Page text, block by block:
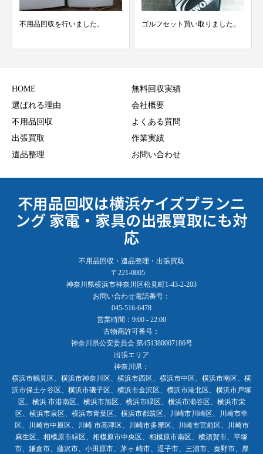
不用品回収を行いました。 ゴルフセット買い取りました。
HOME
選ばれる理由
不用品回収
出張買取
遺品整理
無料回収実績
会社概要
よくある質問
作業実績
お問い合わせ
不用品回収は横浜ケイズプランニ
ング 家電・家具の出張買取にも対
応
不用品回収・遺品整理・出張買取
〒221-0005
神奈川県横浜市神奈川区松見町1-43-2-203
お問い合わせ電話番号：
045-516-6478
営業時間：9:00 - 22:00
古物商許可番号：
神奈川県公安委員会 第451380007186号
出張エリア
神奈川県：
横浜市鶴見区、横浜市神奈川区、横浜市西区、横浜市中区、横浜市南区、横
浜市保土ケ谷区、横浜市磯子区、横浜市金沢区、横浜市港北区、横浜市戸塚
区、横浜 市港南区、横浜市旭区、横浜市緑区、横浜市瀬谷区、横浜市栄
区、横浜市泉区、横浜市青葉区、横浜市都筑区、川崎市川崎区、川崎市幸
区、川崎市中原区、川崎 市高津区、川崎市多摩区、川崎市宮前区、川崎市
麻生区、相模原市緑区、相模原市中央区、相模原市南区、横須賀市、平塚
市、鎌倉市、藤沢市、小田原市、茅ヶ 崎市、逗子市、三浦市、秦野市、厚